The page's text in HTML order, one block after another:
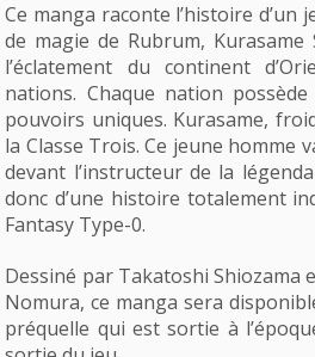
Ce manga raconte l’histoire d’un
de magie de Rubrum,
l’éclatement du continent
nations. Chaque nation
pouvoirs uniques. Kurasame,
la Classe Trois. Ce jeune homme
devant l’instructeur de la
donc d’une histoire totalement
Fantasy Type-0.
Dessiné par Takatoshi Shiozama
Nomura, ce manga sera
préquelle qui est sortie à